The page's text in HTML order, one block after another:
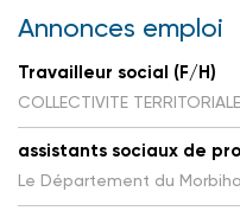
Annonces emploi
Travailleur social (F/H)
COLLECTIVITE
assistants sociaux de
Le Département du